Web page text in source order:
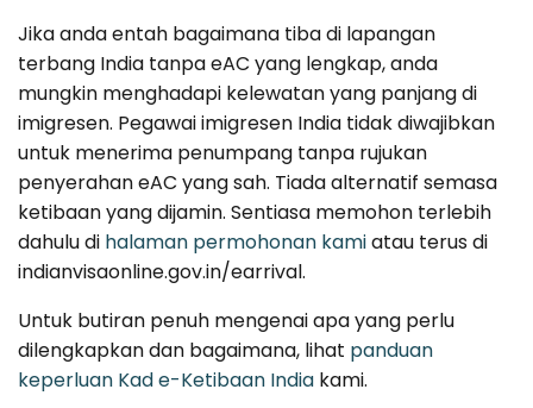
Jika anda entah bagaimana tiba di lapangan
terbang India tanpa eAC yang lengkap, anda
mungkin menghadapi kelewatan yang panjang di
imigresen. Pegawai imigresen India tidak diwajibkan
untuk menerima penumpang tanpa rujukan
penyerahan eAC yang sah. Tiada alternatif semasa
ketibaan yang dijamin. Sentiasa memohon terlebih
dahulu di halaman permohonan kamiatau terus di
indianvisaonline.gov.in/earrival.
Untuk butiran penuh mengenai apa yang perlu
dilengkapkan dan bagaimana, lihat panduan
keperluan Kad e-Ketibaan India kami.